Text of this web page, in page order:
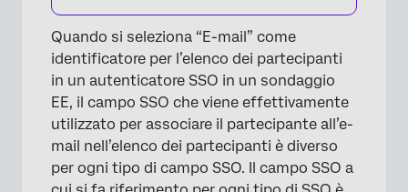
Quando si seleziona “E-mail” come
identificatore per l’elenco dei partecipanti
in un autenticatore SSO in un sondaggio
EE, il campo SSO che viene effettivamente
utilizzato per associare il partecipante all’e-
mail nell’elenco dei partecipanti è diverso
per ogni tipo di campo SSO. Il campo SSO a